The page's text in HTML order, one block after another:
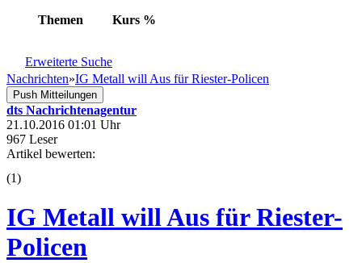
Themen Kurs %
Erweiterte Suche
Nachrichten»IG Metall will Aus für Riester-Policen
Push Mitteilungen
dts Nachrichtenagentur
21.10.2016 01:01 Uhr
967 Leser
Artikel bewerten:
(1)
IG Metall will Aus für Riester-
Policen